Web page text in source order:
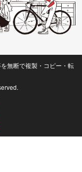
無断で複製・コピー・転